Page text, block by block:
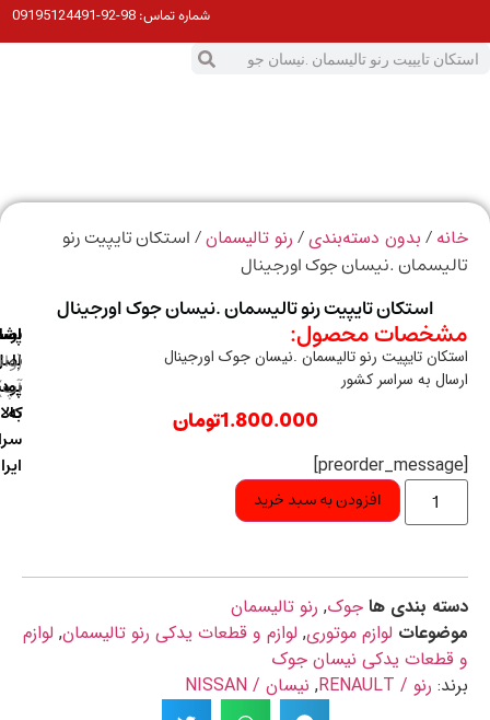
شماره تماس:98-92-09195124491
/بدون دسته‌بندی/رنو تالیسمان/ استکان تایپیت رنو
.نیسان جوک اورجینال
استکان تایپیت رنو تالیسمان .نیسان جوک اورجینال
محصول:
تایپیت رنو تالیسمان .نیسان جوک اورجینال
به سراسر کشور
1.800.000تومان
افزودن به سبد خرید
بندی ها جوک ,رنو تالیسمان
لوازم موتوری,لوازم و قطعات یدکی رنو تالیسمان,لوازم
یدکی نیسان جوک
رنو / RENAULT ,نیسان / NISSAN
سراسر
اصالت
پشتیبانی
(واتس